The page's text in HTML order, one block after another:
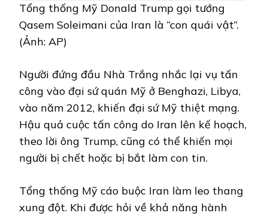
Tổng thống Mỹ Donald Trump gọi tướng
Qasem Soleimani của Iran là “con quái vật”.
(Ảnh: AP)
Người đứng đầu Nhà Trắng nhắc lại vụ tấn
công vào đại sứ quán Mỹ ở Benghazi, Libya,
vào năm 2012, khiến đại sứ Mỹ thiệt mạng.
Hậu quả cuộc tấn công do Iran lên kế hoạch,
theo lời ông Trump, cũng có thể khiến mọi
người bị chết hoặc bị bắt làm con tin.
Tổng thống Mỹ cáo buộc Iran làm leo thang
xung đột. Khi được hỏi về khả năng hành